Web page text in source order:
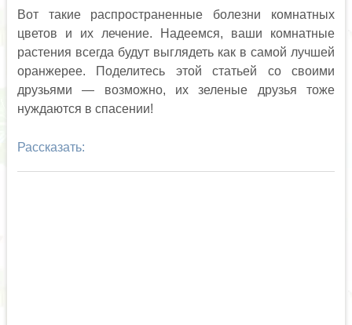
Вот такие распространенные болезни комнатных
цветов и их лечение. Надеемся, ваши комнатные
растения всегда будут выглядеть как в самой лучшей
оранжерее. Поделитесь этой статьей со своими
друзьями — возможно, их зеленые друзья тоже
нуждаются в спасении!
Рассказать: